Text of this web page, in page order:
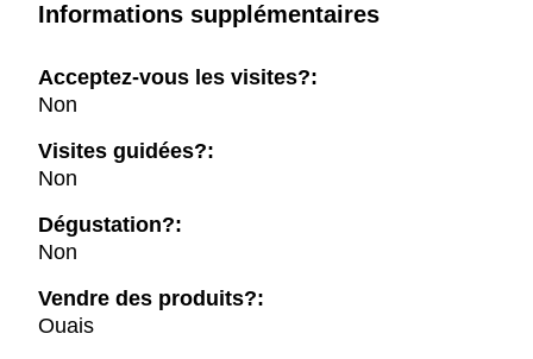
Informations supplémentaires
Acceptez-vous les visites?:
Non
Visites guidées?:
Non
Dégustation?:
Non
Vendre des produits?:
Ouais